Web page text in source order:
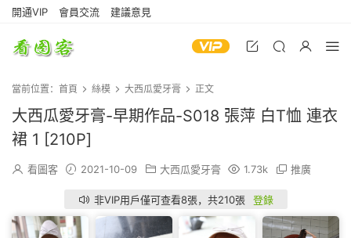
開通VIP 會員交流 建議意見
當前位置： 首頁 絲模 大西瓜愛牙膏 正文
大西瓜愛牙膏-早期作品-S018 張萍 白T恤 連衣
裙 1 [210P]
看圖客 2021-10-09 大西瓜愛牙膏 1.73k 推廣
非VIP用戶僅可查看8張，共210張 登錄